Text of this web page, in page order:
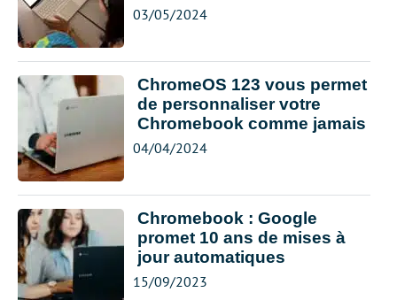
03/05/2024
ChromeOS 123 vous permet
de personnaliser votre
Chromebook comme jamais
04/04/2024
Chromebook : Google
promet 10 ans de mises à
jour automatiques
15/09/2023